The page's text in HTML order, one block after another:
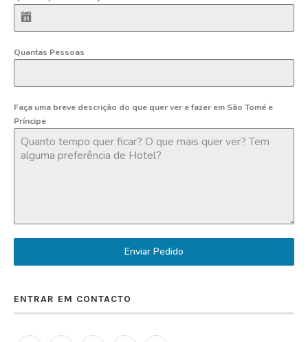
Quantas Pessoas
Faça uma breve descrição do que quer ver e fazer em São Tomé e
Príncipe
Enviar Pedido
ENTRAR EM CONTACTO